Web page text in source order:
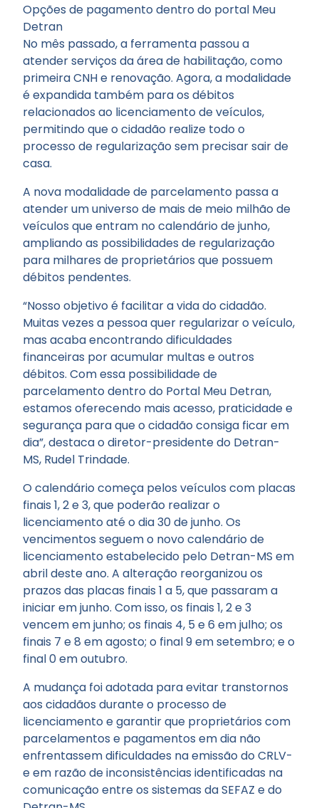
Opções de pagamento dentro do portal Meu
Detran
No mês passado, a ferramenta passou a
atender serviços da área de habilitação, como
primeira CNH e renovação. Agora, a modalidade
é expandida também para os débitos
relacionados ao licenciamento de veículos,
permitindo que o cidadão realize todo o
processo de regularização sem precisar sair de
casa.
A nova modalidade de parcelamento passa a
atender um universo de mais de meio milhão de
veículos que entram no calendário de junho,
ampliando as possibilidades de regularização
para milhares de proprietários que possuem
débitos pendentes.
“Nosso objetivo é facilitar a vida do cidadão.
Muitas vezes a pessoa quer regularizar o veículo,
mas acaba encontrando dificuldades
financeiras por acumular multas e outros
débitos. Com essa possibilidade de
parcelamento dentro do Portal Meu Detran,
estamos oferecendo mais acesso, praticidade e
segurança para que o cidadão consiga ficar em
dia”, destaca o diretor-presidente do Detran-
MS, Rudel Trindade.
O calendário começa pelos veículos com placas
finais 1, 2 e 3, que poderão realizar o
licenciamento até o dia 30 de junho. Os
vencimentos seguem o novo calendário de
licenciamento estabelecido pelo Detran-MS em
abril deste ano. A alteração reorganizou os
prazos das placas finais 1 a 5, que passaram a
iniciar em junho. Com isso, os finais 1, 2 e 3
vencem em junho; os finais 4, 5 e 6 em julho; os
finais 7 e 8 em agosto; o final 9 em setembro; e o
final 0 em outubro.
A mudança foi adotada para evitar transtornos
aos cidadãos durante o processo de
licenciamento e garantir que proprietários com
parcelamentos e pagamentos em dia não
enfrentassem dificuldades na emissão do CRLV-
e em razão de inconsistências identificadas na
comunicação entre os sistemas da SEFAZ e do